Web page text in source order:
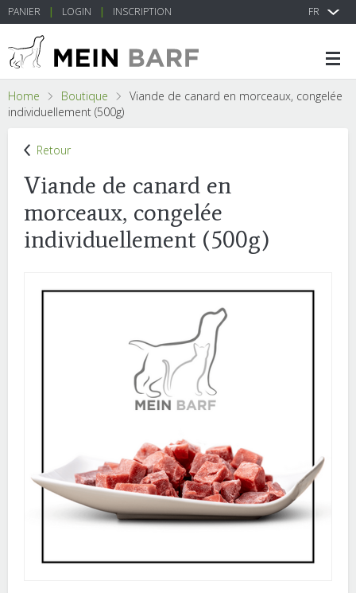
FR
PANIER LOGIN INSCRIPTION
Home Boutique
Viande de canard en morceaux, congelée
individuellement (500g)
Retour
Viande de canard en
morceaux, congelée
individuellement (500g)